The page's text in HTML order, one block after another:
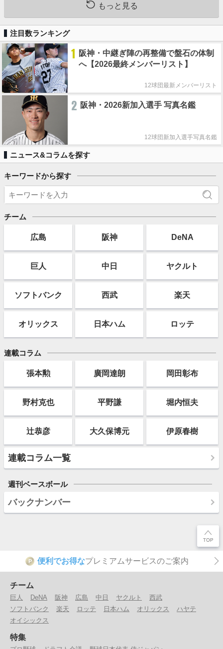
もっと見る
注目数ランキング
1 阪神・中継ぎ陣の再整備で盤石の体制
へ【2026最終メンバーリスト】
12球団最新メンバーリスト
2 阪神・2026新加入選手 写真名鑑
12球団新加入選手写真名鑑
ニュース&コラムを探す
キーワードから探す
チーム
広島 阪神 DeNA
巨人 中日 ヤクルト
ソフトバンク 西武 楽天
オリックス 日本ハム ロッテ
連載コラム
張本勲 廣岡達朗 岡田彰布
野村克也 平野謙 堀内恒夫
辻恭彦 大久保博元 伊原春樹
連載コラム一覧
週刊ベースボール
バックナンバー
P 便利でお得なプレミアムサービスのご案内
チーム
巨人 DeNA 阪神 広島 中日 ヤクルト
西武
ソフトバンク
楽天 ロッテ 日本ハム オリックス
ハヤテ
オイシックス
特集